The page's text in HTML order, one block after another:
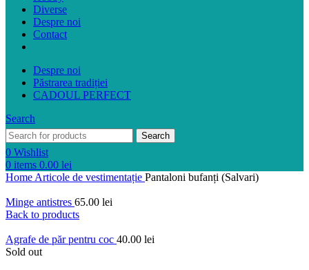
Diverse
Despre noi
Contact
Despre noi
Păstrarea tradiției
CADOUL PERFECT
Search
Search
0 Wishlist
0 items 0.00 lei
Home Articole de vestimentație Pantaloni bufanți (Salvari)
Minge antistres 65.00 lei
Back to products
Agrafe de păr pentru coc 40.00 lei
Sold out